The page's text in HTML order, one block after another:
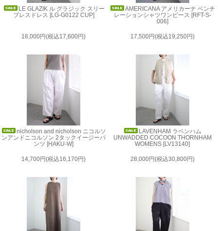
LE GLAZIK ル グラジック スリー
ブレスドレス [LG-G0122 CUP]
16,000円(税込17,600円)
AMERICANA アメリカーナ ベンチ
レーションシャツワンピース [RFT-S-
006]
17,500円(税込19,250円)
nicholson and nicholson ニコルソ
ンアンドニコルソン 2タックイージーパ
ンツ [HAKU-W]
14,700円(税込16,170円)
LAVENHAM ラベンハム
UNWADDED COCOON THORNHAM
WOMENS [LV13140]
28,000円(税込30,800円)